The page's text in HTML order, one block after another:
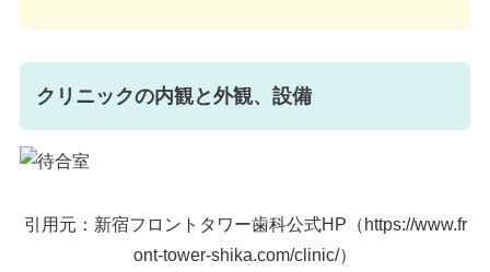
クリニックの内観と外観、設備
引用元：新宿フロントタワー歯科公式HP（https://www.fr
ont-tower-shika.com/clinic/）